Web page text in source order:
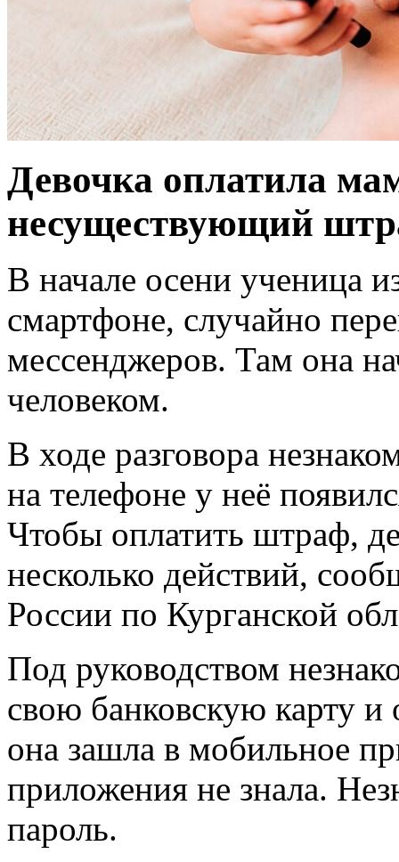
Девочка оплатила
несуществующий
В начале осени ученица
смартфоне, случайно
мессенджеров. Там она
человеком.
В ходе разговора
на телефоне у неё
Чтобы оплатить штраф,
несколько действий,
России по Курганской
Под руководством
свою банковскую карту
она зашла в мобильное
приложения не знала.
пароль.